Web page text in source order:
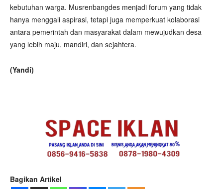
kebutuhan warga. Musrenbangdes menjadi forum yang tidak
hanya menggali aspirasi, tetapi juga memperkuat kolaborasi
antara pemerintah dan masyarakat dalam mewujudkan desa
yang lebih maju, mandiri, dan sejahtera.
(Yandi)
Bagikan Artikel